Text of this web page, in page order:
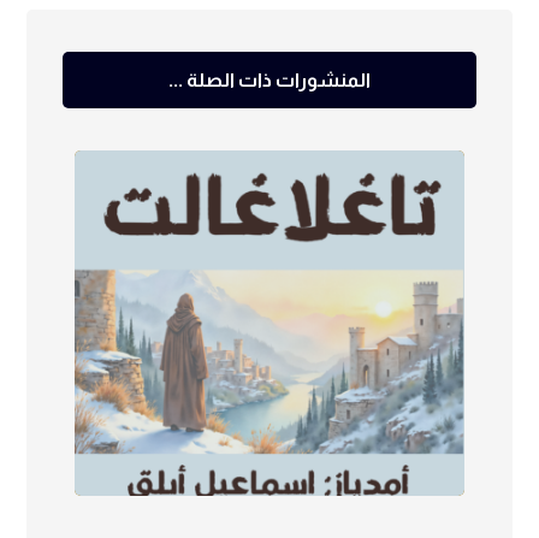
المنشورات ذات الصلة ...